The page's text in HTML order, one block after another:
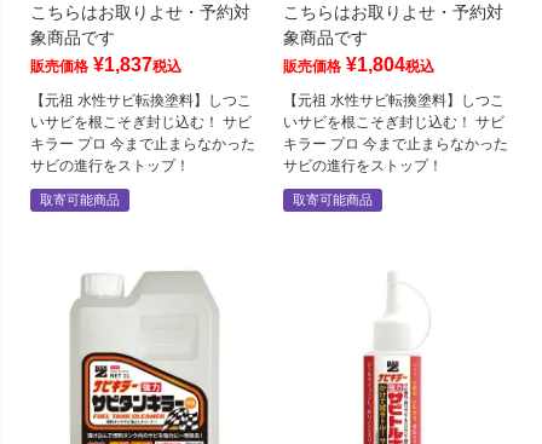
こちらはお取りよせ・予約対
象商品です
販売価格 ¥1,837税込
【元祖 水性サビ転換塗料】しつこ
いサビを根こそぎ封じ込む！ サビ
キラー プロ 今まで止まらなかった
サビの進行をストップ！
取寄可能商品
こちらはお取りよせ・予約対
象商品です
販売価格 ¥1,804税込
【元祖 水性サビ転換塗料】しつこ
いサビを根こそぎ封じ込む！ サビ
キラー プロ 今まで止まらなかった
サビの進行をストップ！
取寄可能商品